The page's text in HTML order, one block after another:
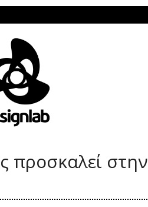
προσκαλεί στην